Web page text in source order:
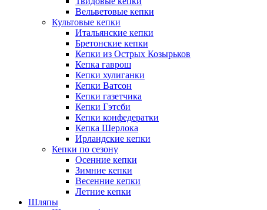
Вельветовые кепки
Культовые кепки
Итальянские кепки
Бретонские кепки
Кепки из Острых Козырьков
Кепка гаврош
Кепки хулиганки
Кепки Ватсон
Кепки газетчика
Кепки Гэтсби
Кепки конфедератки
Кепка Шерлока
Ирландские кепки
Кепки по сезону
Осенние кепки
Зимние кепки
Весенние кепки
Летние кепки
Шляпы